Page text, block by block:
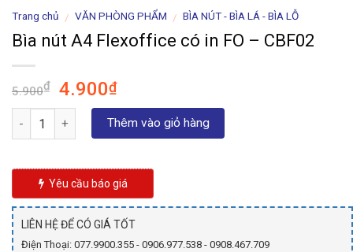
Trang chủ / VĂN PHÒNG PHẨM / BÌA NÚT - BÌA LÁ - BÌA LỖ
Bìa nút A4 Flexoffice có in FO – CBF02
5.900₫
Giá
gốc
là:
5.900₫.
4.900₫Giá
hiện
tại
là:
4.900₫.
Số lượng Thêm vào giỏ hàng
Yêu cầu báo giá
LIÊN HỆ ĐỂ CÓ GIÁ TỐT
Điện Thoại: 077.9900.355 - 0906.977.538 - 0908.467.709